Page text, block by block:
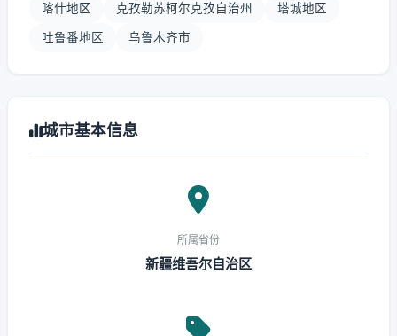
喀什地区 克孜勒苏柯尔克孜自治州 塔城地区
吐鲁番地区 乌鲁木齐市
城市基本信息
所属省份
新疆维吾尔自治区